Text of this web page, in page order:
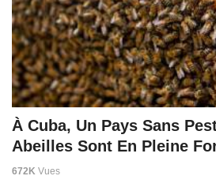
À Cuba, Un Pays Sans
Abeilles Sont En Pleine
672K Vues